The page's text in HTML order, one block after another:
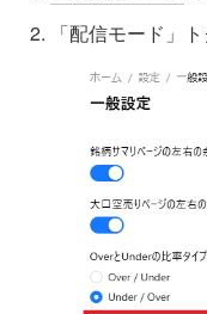
「配信モード」